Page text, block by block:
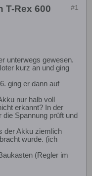
#1
T-Rex 600
unterwegs gewesen.
kurz an und ging
ging er dann auf
nur halb voll
erkannt? In der
Spannung prüft und
der Akku ziemlich
wurde. (ich
(Regler im